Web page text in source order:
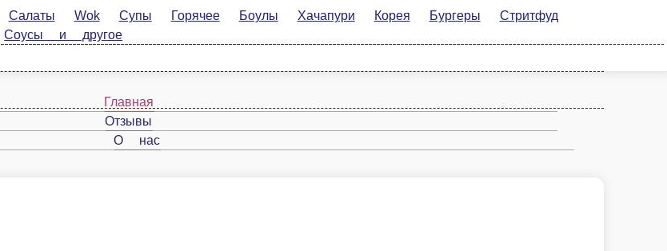
Главная
Отзывы
О нас
Wok Супы Горячее Боулы Хачапури Корея Бургеры Стритфуд
Рим